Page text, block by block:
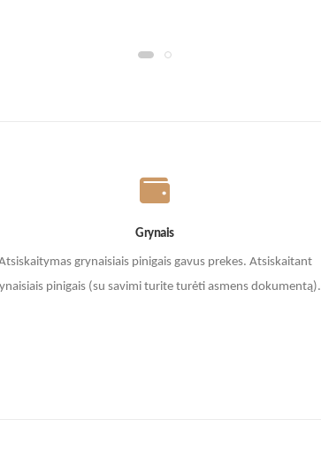
Grynais
grynaisiais pinigais gavus prekes. Atsiskaitant
pinigais (su savimi turite turėti asmens dokumentą).